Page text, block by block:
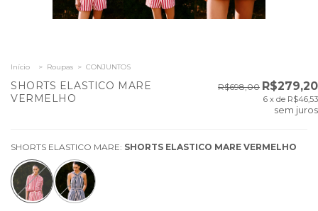
Início > Roupas > CONJUNTOS
SHORTS ELASTICO MARE
VERMELHO
R$698,00 R$279,20
6 x de R$46,53
sem juros
SHORTS ELASTICO MARE: SHORTS ELASTICO MARE VERMELHO